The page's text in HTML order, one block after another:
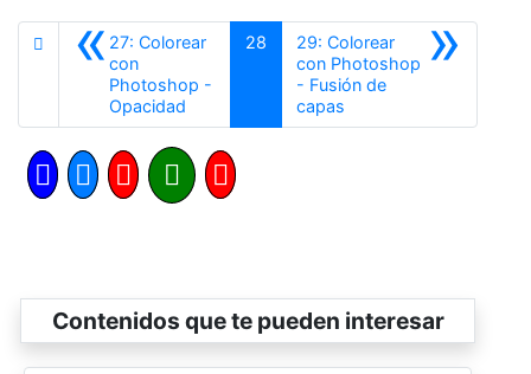
«27: Colorear
con
Photoshop -
Opacidad
28 »
29: Colorear
con Photoshop
- Fusión de
capasSiguiente
Contenidos que te pueden interesar